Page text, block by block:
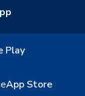
Play
App Store